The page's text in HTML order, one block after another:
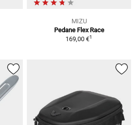
MIZU
Pedane Flex Race
169,00 €1